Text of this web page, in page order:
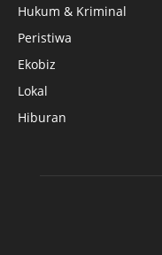
Hukum & Kriminal
Peristiwa
Ekobiz
Lokal
Hiburan